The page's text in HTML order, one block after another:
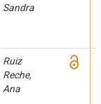
Sandra
Ruiz
Reche,
Ana